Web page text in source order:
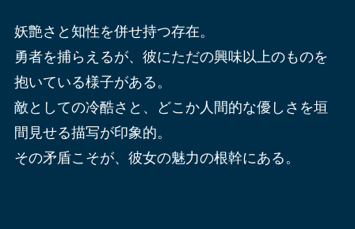
妖艶さと知性を併せ持つ存在。
勇者を捕らえるが、彼にただの興味以上のものを
抱いている様子がある。
敵としての冷酷さと、どこか人間的な優しさを垣
間見せる描写が印象的。
その矛盾こそが、彼女の魅力の根幹にある。